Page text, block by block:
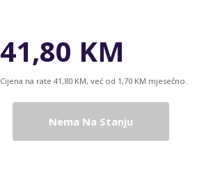
41,80 KM
Cijena na rate 41,80 KM, već od 1,70 KM mjesečno.
Nema Na Stanju